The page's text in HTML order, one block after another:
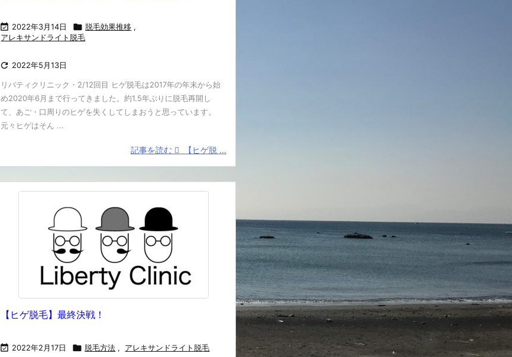
 2022年3月14日  脱毛効果推移 ,
アレキサンドライト脱毛
 2022年5月13日
リバティクリニック・2/12回目 ヒゲ脱毛は2017年の年末から始
め2020年6月まで行ってきました。約1.5年ぶりに脱毛再開し
て、あご・口周りのヒゲを失くしてしまおうと思っています。
元々ヒゲはそん ...
記事を読む 【ヒゲ脱 ...
【ヒゲ脱毛】最終決戦！
 2022年2月17日  脱毛方法 , アレキサンドライト脱毛